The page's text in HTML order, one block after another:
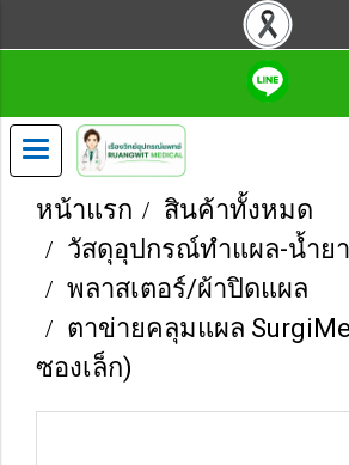
หน้าแรก
สินค้าทั้งหมด
วัสดุอุปกรณ์ทำแผล-น้ำย
พลาสเตอร์/ผ้าปิดแผล
ตาข่ายคลุมแผล
ซองเล็ก)